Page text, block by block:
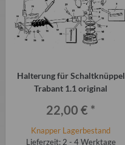
Halterung für Schaltknüppel
Trabant 1.1 original
22,00 € *
Knapper Lagerbestand
Lieferzeit: 2 - 4 Werktage